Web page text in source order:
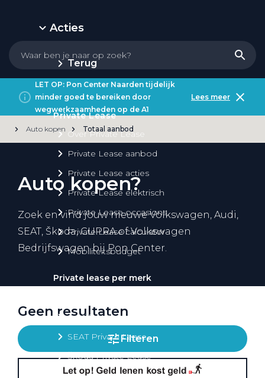
Acties
Terug
Private Lease
Over Private Lease
Private Lease aanbod
Private Lease acties
Private Lease elektrisch
Private Lease occasions
Private Lease calculator
Mobiliteitsbudget
Private lease per merk
Audi Private Lease
SEAT Private Lease
Škoda Private Lease
LET OP: Pon Center Naarden tijdelijk
minder goed te bereiken door
wegwerkzaamheden op de A1
Lees meer
Auto kopen Totaal aanbod
Auto kopen?
Zoek en vind jouw nieuwe Volkswagen, Audi,
SEAT, Škoda, CUPRA of Volkswagen
Bedrijfswagen bij Pon Center.
Geen resultaten
Filteren